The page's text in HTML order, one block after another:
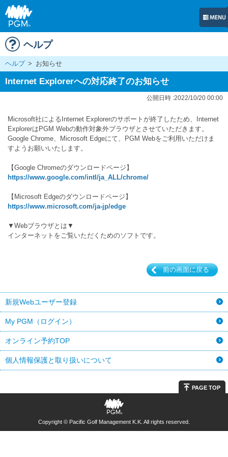
ヘルプ
ヘルプ > お知らせ
Internet Explorerへの対応終了のお知らせ
公開日時 :2022/10/20 00:00
Microsoft社によるInternet Explorerのサポートが終了したため、Internet
ExplorerはPGM Webの動作対象外ブラウザとさせていただきます。
Google Chrome、Microsoft Edgeにて、PGM Webをご利用いただけま
すようお願いいたします。
【Google Chromeのダウンロードページ】
https://www.google.com/intl/ja_ALL/chrome/
【Microsoft Edgeのダウンロードページ】
https://www.microsoft.com/ja-jp/edge
▼Webブラウザとは▼
インターネットをご覧いただくためのソフトです。
前の画面に戻る
新規Webユーザー登録
My PGM（ログイン）
オンライン予約TOP
個人情報保護と取り扱いについて
PAGE TOP
Copyright © Pacific Golf Management K.K. All rights reserved.